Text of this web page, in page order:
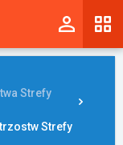
Strefy
Strefy